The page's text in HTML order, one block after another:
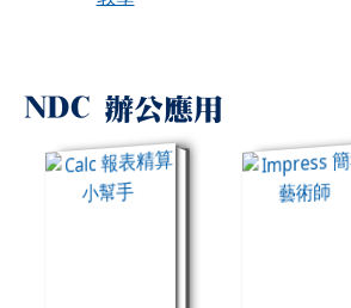
NDC 辦公應用
book:Calc 報表精算小幫手